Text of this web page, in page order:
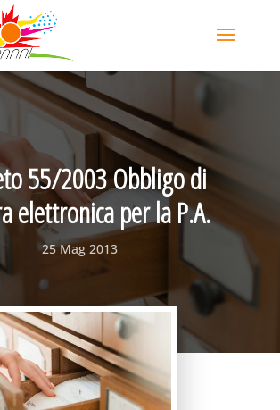
55/2003 Obbligo di
elettronica per la P.A.
25 Mag 2013